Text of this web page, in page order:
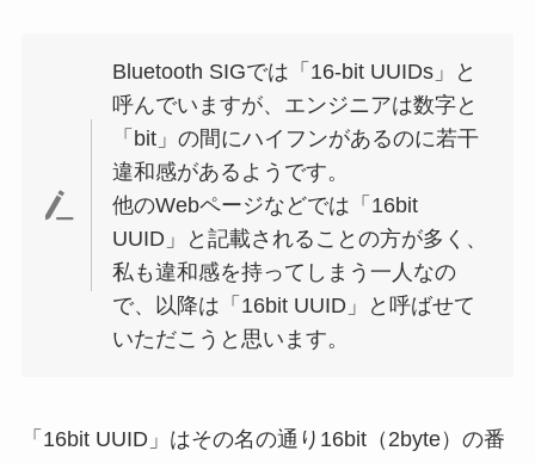
Bluetooth SIGでは「16-bit UUIDs」と
呼んでいますが、エンジニアは数字と
「bit」の間にハイフンがあるのに若干
違和感があるようです。
他のWebページなどでは「16bit
UUID」と記載されることの方が多く、
私も違和感を持ってしまう一人なの
で、以降は「16bit UUID」と呼ばせて
いただこうと思います。
「16bit UUID」はその名の通り16bit（2byte）の番